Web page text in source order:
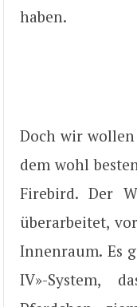
haben.
Doch wir
dem wohl
Firebird. Der
überarbeitet,
Innenraum. Es
IV»-System,